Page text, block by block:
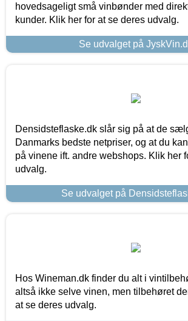
hovedsageligt små vinbønder med
kunder. Klik her for at se deres udvalg.
Se udvalget på
Densidsteflaske.dk slår sig på at de
Danmarks bedste netpriser, og at du
på vinene ift. andre webshops. Klik her
udvalg.
Se udvalget på
Hos Wineman.dk finder du alt i
altså ikke selve vinen, men tilbehøret
at se deres udvalg.